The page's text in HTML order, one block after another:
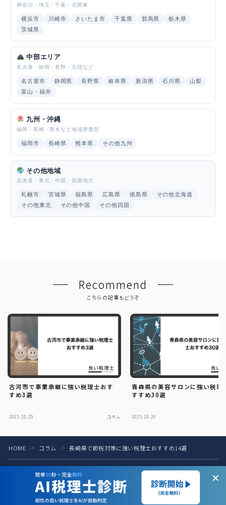
神奈川・埼玉・千葉・北関東
横浜市 川崎市 さいたま市 千葉県 群馬県
栃木県
茨城県
中部エリア
名古屋・静岡・長野・北陸など
名古屋市 静岡県 長野県 岐阜県 新潟県 石川県
山梨
富山・福井
九州・沖縄
福岡・長崎・熊本など地域密着型
福岡市 長崎県 熊本県 その他九州
その他地域
北海道・東北・中国・四国地方
札幌市 宮城県 福島県 広島県 徳島県
その他北海道
その他東北
その他中国 その他四国
Recommend
こちらの記事もどうぞ
古河市で事業承継に強い税理士おす
すめ3選
2025.10.25 コラム
青森県の美容サロンに強い税理
すすめ30選
2025.10.26
HOME ＞ コラム ＞ 長崎県で節税対策に強い税理士おすすめ14選
税理士の方へ お問い合わせ お知らせ
運営会社
プライバシーポリシー
2025–2026 良い税理士
✕